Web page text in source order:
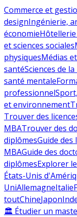
Commerce et
designIngénierie,
économie
et sciences sociales
physiquesMédias
santéSciences de
santé mentale
professionnel
et environnement
Trouver des
MBATrouver des
diplômesGuide des
MBAGuide des
diplômesExplorer
États-Unis
UniAllemagneItalie
toutChineJapon
🏛 Étudier un